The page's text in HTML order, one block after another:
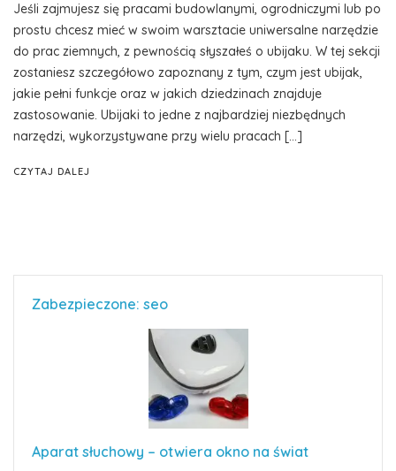
Jeśli zajmujesz się pracami budowlanymi, ogrodniczymi lub po
prostu chcesz mieć w swoim warsztacie uniwersalne narzędzie
do prac ziemnych, z pewnością słyszałeś o ubijaku. W tej sekcji
zostaniesz szczegółowo zapoznany z tym, czym jest ubijak,
jakie pełni funkcje oraz w jakich dziedzinach znajduje
zastosowanie. Ubijaki to jedne z najbardziej niezbędnych
narzędzi, wykorzystywane przy wielu pracach […]
CZYTAJ DALEJ
Zabezpieczone: seo
Aparat słuchowy – otwiera okno na świat